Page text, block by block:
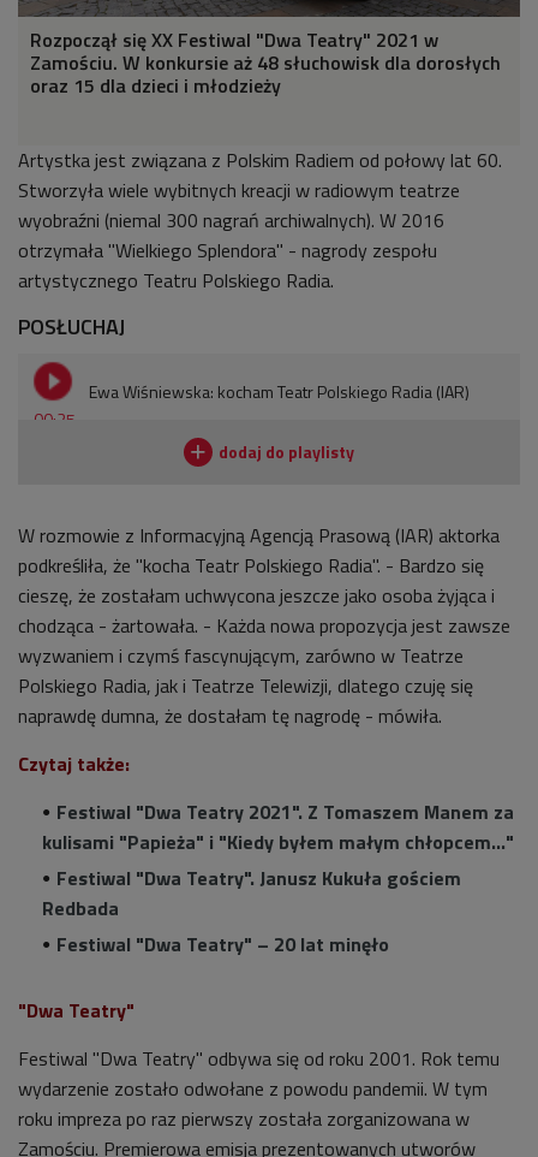
Rozpoczął się XX Festiwal "Dwa Teatry" 2021 w
Zamościu. W konkursie aż 48 słuchowisk dla dorosłych
oraz 15 dla dzieci i młodzieży
Artystka jest związana z Polskim Radiem od połowy lat 60.
Stworzyła wiele wybitnych kreacji w radiowym teatrze
wyobraźni (niemal 300 nagrań archiwalnych). W 2016
otrzymała "Wielkiego Splendora" - nagrody zespołu
artystycznego Teatru Polskiego Radia.
POSŁUCHAJ
00:25
Ewa Wiśniewska: kocham Teatr Polskiego Radia (IAR)
W rozmowie z Informacyjną Agencją Prasową (IAR) aktorka
podkreśliła, że "kocha Teatr Polskiego Radia". - Bardzo się
cieszę, że zostałam uchwycona jeszcze jako osoba żyjąca i
chodząca - żartowała. - Każda nowa propozycja jest zawsze
wyzwaniem i czymś fascynującym, zarówno w Teatrze
Polskiego Radia, jak i Teatrze Telewizji, dlatego czuję się
naprawdę dumna, że dostałam tę nagrodę - mówiła.
Czytaj także:
Festiwal "Dwa Teatry 2021". Z Tomaszem Manem za
kulisami "Papieża" i "Kiedy byłem małym chłopcem…"
Festiwal "Dwa Teatry". Janusz Kukuła gościem
Redbada
Festiwal "Dwa Teatry" – 20 lat minęło
"Dwa Teatry"
Festiwal "Dwa Teatry" odbywa się od roku 2001. Rok temu
wydarzenie zostało odwołane z powodu pandemii. W tym
roku impreza po raz pierwszy została zorganizowana w
Zamościu. Premierowa emisja prezentowanych utworów